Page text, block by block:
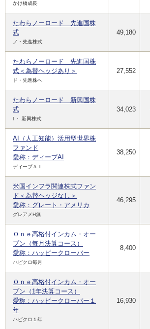
かけ橋成長
たわらノーロード 先進国株
式
ノ・先進株式
49,180
たわらノーロード 先進国株
式＜為替ヘッジあり＞
ド・先進株へ
27,552
たわらノーロード 新興国株
式
l ・ 新興株式
34,023
AI（人工知能）活用型世界株
ファンド
愛称：ディープAI
ディープＡＩ
38,250
米国インフラ関連株式ファン
ド＜為替ヘッジなし＞
愛称：グレート・アメリカ
グレアメH無
46,295
Ｏｎｅ高格付インカム・オー
プン（毎月決算コース）
愛称：ハッピークローバー
ハピクロ毎月
8,400
Ｏｎｅ高格付インカム・オー
プン（1年決算コース）
愛称：ハッピークローバー１
年
ハピクロ１年
16,930